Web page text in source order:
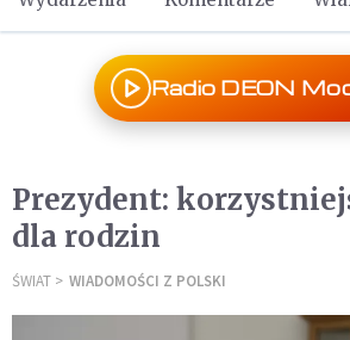
Radio DEON
Prezydent:
dla rodzin
ŚWIAT WIADOMOŚCI Z POLSKI